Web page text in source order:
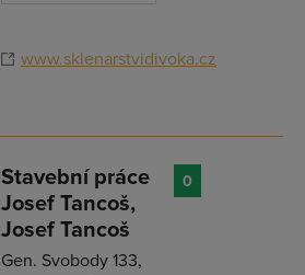
www.sklenarstvidivoka.cz
Stavební práce
Josef Tancoš,
Josef Tancoš
Gen. Svobody 133,
0